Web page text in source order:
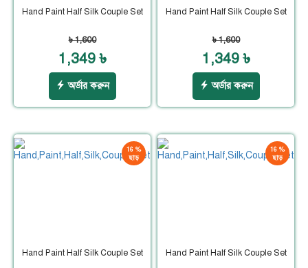
Hand Paint Half Silk Couple Set
৳ 1,600
1,349 ৳
অর্ডার করুন
Hand Paint Half Silk Couple Set
৳ 1,600
1,349 ৳
অর্ডার করুন
16 %
ছাড়
Hand Paint Half Silk Couple Set
16 %
ছাড়
Hand Paint Half Silk Couple Set